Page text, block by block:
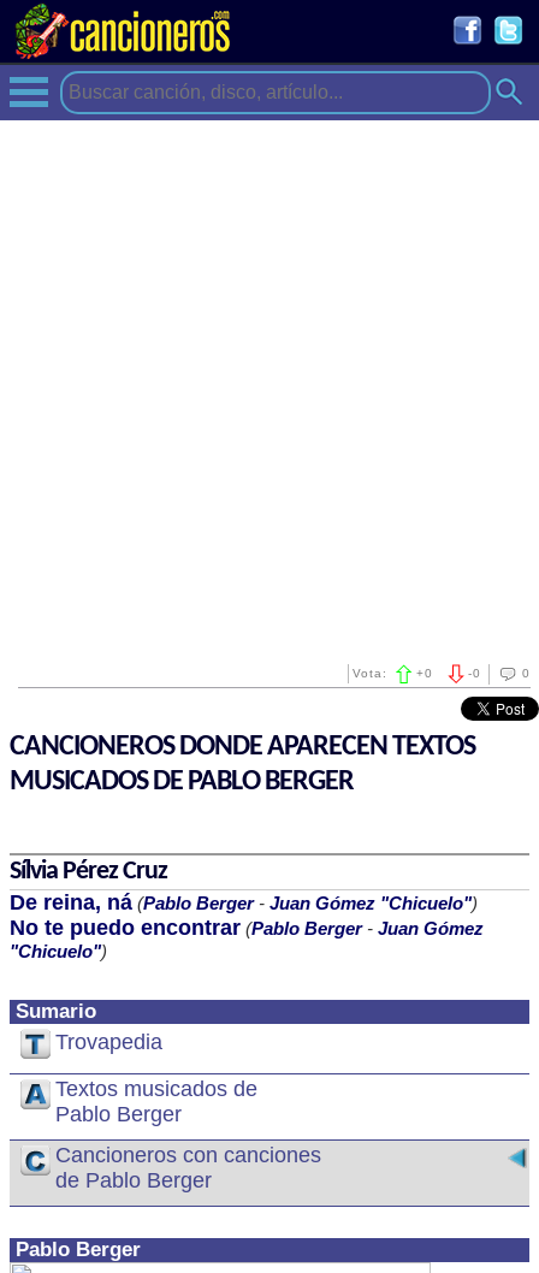
0
-0
Vota: +0
CANCIONEROS DONDE APARECEN TEXTOS
MUSICADOS DE PABLO BERGER
Sumario
Trovapedia
Textos musicados de
Pablo Berger
Cancioneros con canciones
de Pablo Berger
Pablo Berger
Sílvia Pérez Cruz
De reina, ná (Pablo Berger- Juan Gómez "Chicuelo")
No te puedo encontrar (Pablo Berger- Juan Gómez
"Chicuelo")